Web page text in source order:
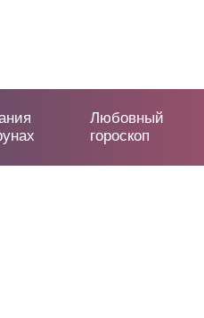
Любовный
гороскоп